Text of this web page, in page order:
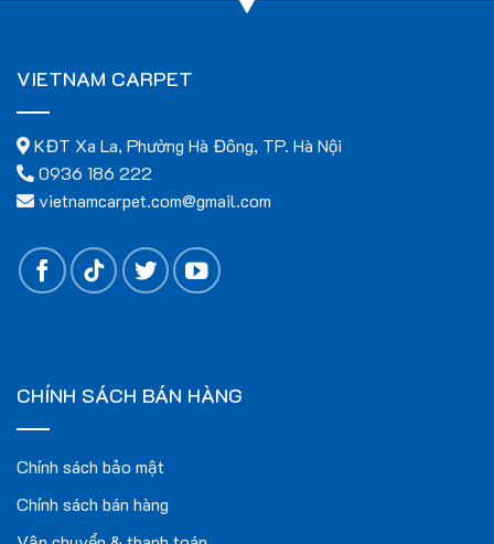
Lợi ích vượt trội
Độ bền cao: Chất liệu cao cấp, cấu trúc chắc chắn, chịu
được ma sát và mài mòn.
VIETNAM CARPET
KĐT Xa La, Phường Hà Đông, TP. Hà Nội
0936 186 222
vietnamcarpet.com@gmail.com
CHÍNH SÁCH BÁN HÀNG
Chính sách bảo mật
Chính sách bán hàng